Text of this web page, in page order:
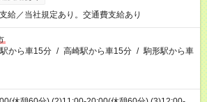
給／当社規定あり。交通費支給あり
から車15分 / 高崎駅から車15分 / 駒形駅から車